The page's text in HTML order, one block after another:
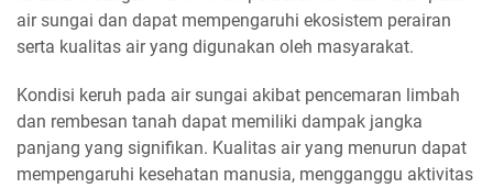
air sungai dan dapat mempengaruhi ekosistem perairan
serta kualitas air yang digunakan oleh masyarakat.
Kondisi keruh pada air sungai akibat pencemaran limbah
dan rembesan tanah dapat memiliki dampak jangka
panjang yang signifikan. Kualitas air yang menurun dapat
mempengaruhi kesehatan manusia, mengganggu aktivitas